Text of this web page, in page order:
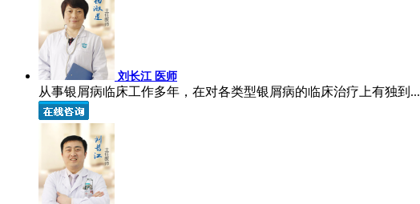
刘长江 医师
从事银屑病临床工作多年，在对各类型银屑病的临床治疗上有独到...